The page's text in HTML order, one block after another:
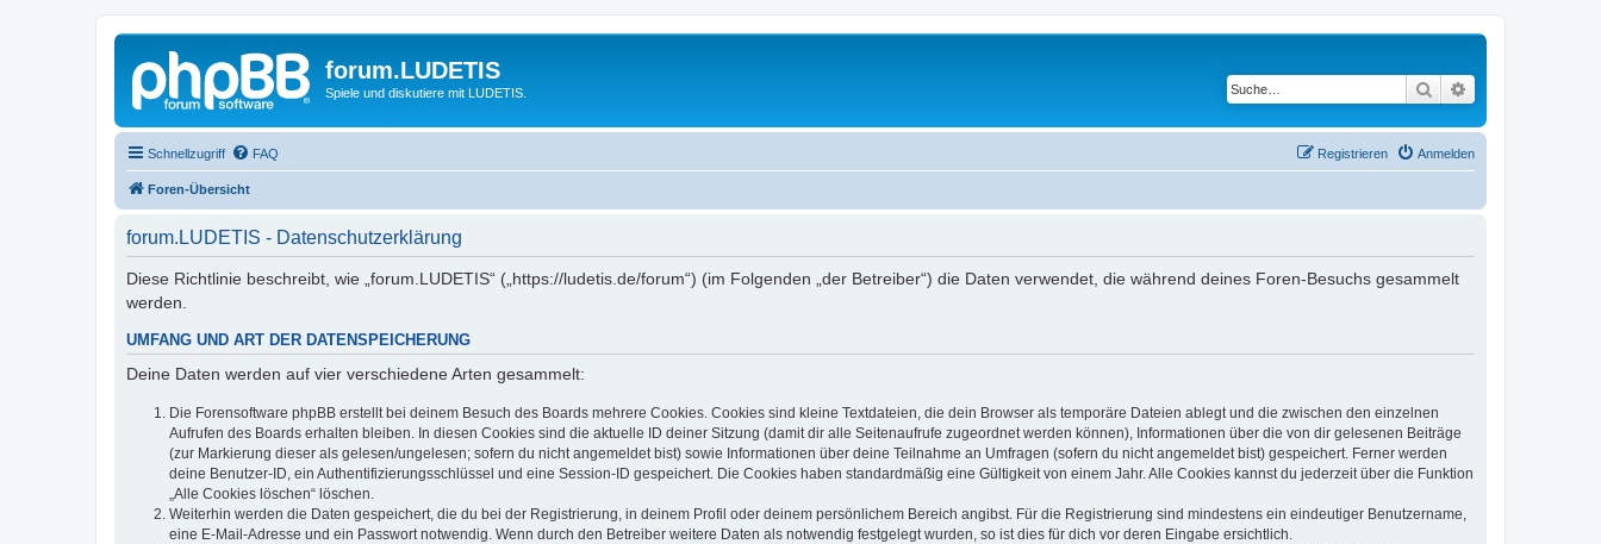
forum.LUDETIS
Spiele und diskutiere mit LUDETIS. Suche
Schnellzugriff FAQ Anmelden
Registrieren
Foren-Übersicht
forum.LUDETIS - Datenschutzerklärung
Diese Richtlinie beschreibt, wie „forum.LUDETIS“ („https://ludetis.de/forum“) (im Folgenden „der Betreiber“) die Daten verwendet, die während deines Foren-Besuchs gesammelt
werden.
UMFANG UND ART DER DATENSPEICHERUNG
Deine Daten werden auf vier verschiedene Arten gesammelt:
Die Forensoftware phpBB erstellt bei deinem Besuch des Boards mehrere Cookies. Cookies sind kleine Textdateien, die dein Browser als temporäre Dateien ablegt und die zwischen den einzelnen
Aufrufen des Boards erhalten bleiben. In diesen Cookies sind die aktuelle ID deiner Sitzung (damit dir alle Seitenaufrufe zugeordnet werden können), Informationen über die von dir gelesenen Beiträge
(zur Markierung dieser als gelesen/ungelesen; sofern du nicht angemeldet bist) sowie Informationen über deine Teilnahme an Umfragen (sofern du nicht angemeldet bist) gespeichert. Ferner werden
deine Benutzer-ID, ein Authentifizierungsschlüssel und eine Session-ID gespeichert. Die Cookies haben standardmäßig eine Gültigkeit von einem Jahr. Alle Cookies kannst du jederzeit über die Funktion
„Alle Cookies löschen“ löschen.
Weiterhin werden die Daten gespeichert, die du bei der Registrierung, in deinem Profil oder deinem persönlichem Bereich angibst. Für die Registrierung sind mindestens ein eindeutiger Benutzername,
eine E-Mail-Adresse und ein Passwort notwendig. Wenn durch den Betreiber weitere Daten als notwendig festgelegt wurden, so ist dies für dich vor deren Eingabe ersichtlich.